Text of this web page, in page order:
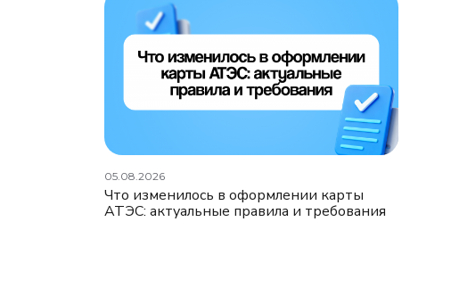
05.08.2026
Что изменилось в оформлении карты
АТЭС: актуальные правила и требования